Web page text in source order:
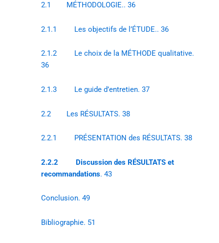
2.1 MÉTHODOLOGIE.. 36
2.1.1 Les objectifs de l’ÉTUDE.. 36
2.1.2 Le choix de la MÉTHODE qualitative.
36
2.1.3 Le guide d’entretien. 37
2.2 Les RÉSULTATS. 38
2.2.1 PRÉSENTATION des RÉSULTATS. 38
2.2.2
Discussion des RÉSULTATS et
recommandations. 43
Conclusion. 49
Bibliographie. 51